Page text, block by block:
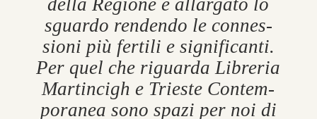
sguardo rendendo le con­nes­
sioni più fer­tili e sig­ni­fic­anti.
Per quel che ri­guarda Lib­reria
Mar­tincigh e Trieste Con­tem­
por­anea sono spazi per noi di